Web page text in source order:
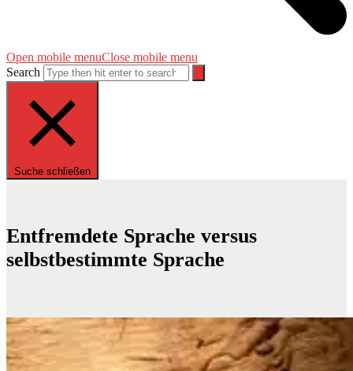
Open mobile menuClose mobile menu
Search
Suche schließen
Entfremdete Sprache versus
selbstbestimmte Sprache